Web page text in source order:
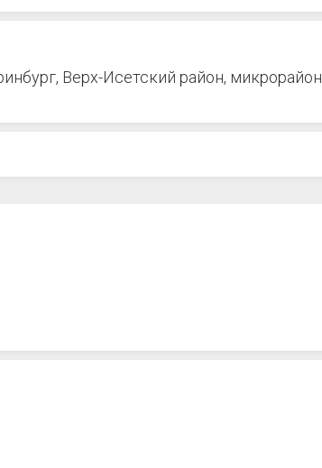
Верх-Исетский район, микрорайон